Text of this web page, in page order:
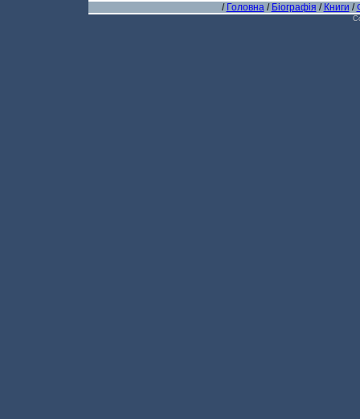
/ Головна/ Біографія / Книги /